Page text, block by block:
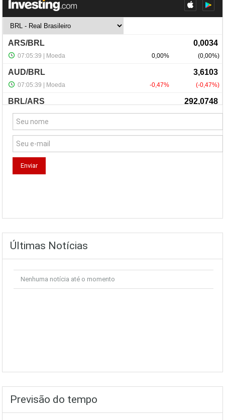
NewsLetter
Últimas Notícias
Nenhuma notícia até o momento
Previsão do tempo